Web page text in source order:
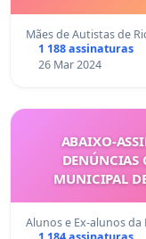
Mães de Autistas de
1 188 assinaturas
26 Mar 2024
ABAIXO-
DENÚNCIAS
MUNICIPAL DE ARTES FÊGO
Alunos e Ex-alunos da